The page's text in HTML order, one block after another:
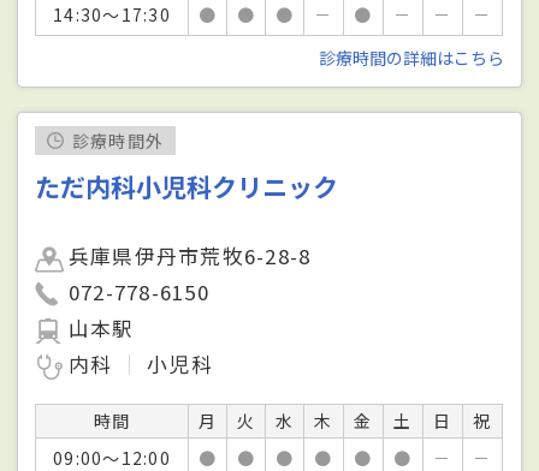
14:30～17:30
● ● ● － ● － －
－
診療時間の詳細はこちら
診療時間外
ただ内科小児科クリニック
兵庫県伊丹市荒牧6-28-8
072-778-6150
山本駅
内科
小児科
時間 月 火 水 木 金 土 日
祝
09:00～12:00
● ● ● ● ● ● －
－